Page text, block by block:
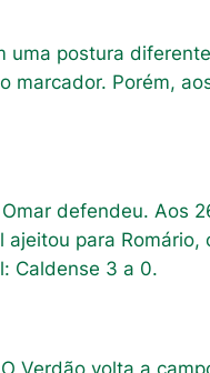
uma postura
marcador. Porém,
defendeu. Aos
para Romário,
Caldense 3 a 0.
Verdão volta a